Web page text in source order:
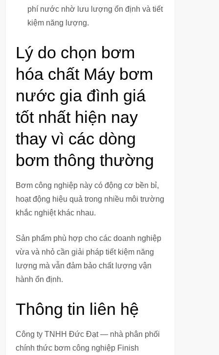
phí nước nhờ lưu lượng ổn định và tiết
kiệm năng lượng.
Lý do chọn bơm
hóa chất Máy bơm
nước gia đình giá
tốt nhất hiện nay
thay vì các dòng
bơm thông thường
Bơm công nghiệp này có động cơ bền bỉ,
hoạt động hiệu quả trong nhiều môi trường
khắc nghiệt khác nhau.
Sản phẩm phù hợp cho các doanh nghiệp
vừa và nhỏ cần giải pháp tiết kiệm năng
lượng mà vẫn đảm bảo chất lượng vận
hành ổn định.
Thông tin liên hệ
Công ty TNHH Đức Đạt — nhà phân phối
chính thức bơm công nghiệp Finish